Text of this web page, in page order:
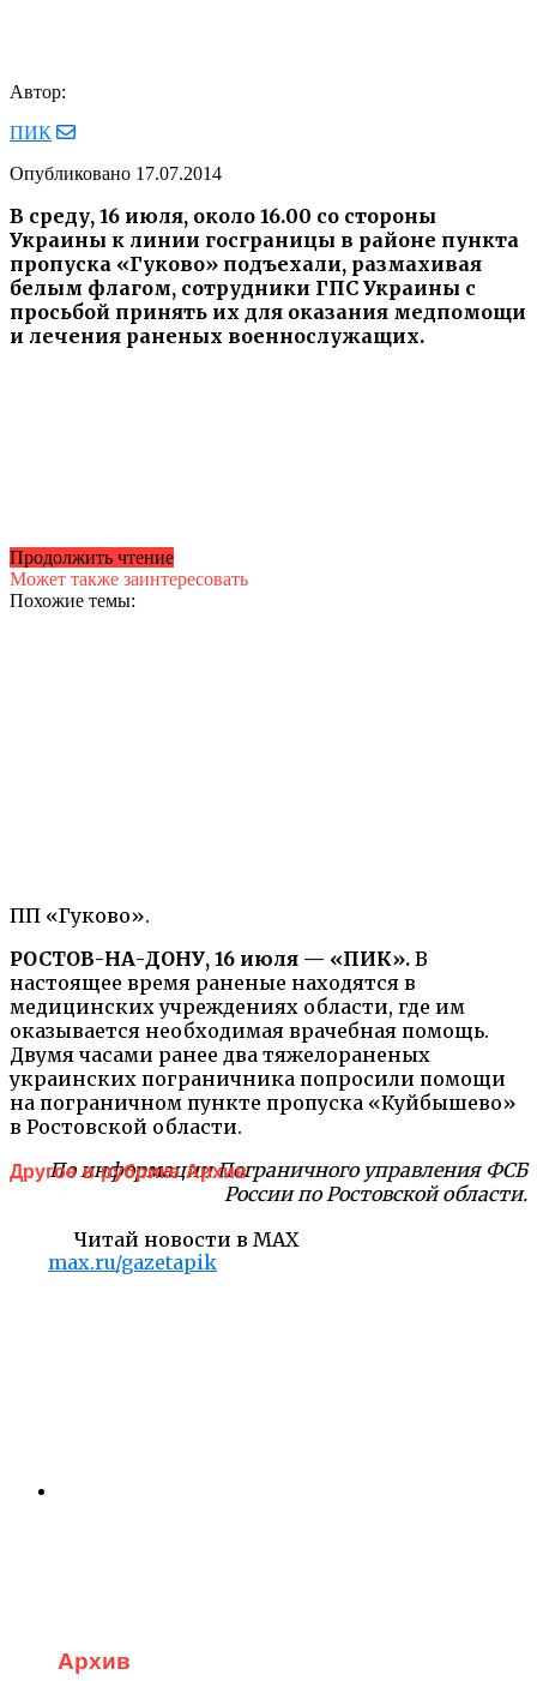
Автор:
ПИК
Опубликовано 17.07.2014
В среду, 16 июля, около 16.00 со стороны
Украины к линии госграницы в районе пункта
пропуска «Гуково» подъехали, размахивая
белым флагом, сотрудники ГПС Украины с
просьбой принять их для оказания медпомощи
и лечения раненых военнослужащих.
ПП «Гуково».
РОСТОВ-НА-ДОНУ, 16 июля — «ПИК». В
настоящее время раненые находятся в
медицинских учреждениях области, где им
оказывается необходимая врачебная помощь.
Двумя часами ранее два тяжелораненых
украинских пограничника попросили помощи
на пограничном пункте пропуска «Куйбышево»
в Ростовской области.
По информации Пограничного управления ФСБ
России по Ростовской области.
Читай новости в MAX
max.ru/gazetapik
Продолжить чтение
Может также заинтересовать
Похожие темы:
Другое в рубрике Архив
Архив